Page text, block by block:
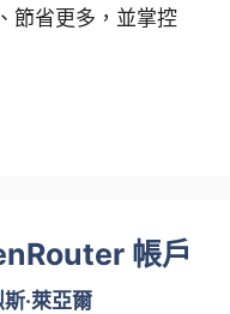
節省更多，並掌控
帳戶
·萊亞爾